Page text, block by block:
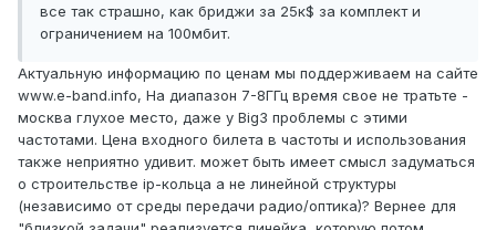
все так страшно, как бриджи за 25к$ за комплект и
ограничением на 100мбит.
Актуальную информацию по ценам мы поддерживаем на сайте
www.e-band.info, На диапазон 7-8ГГц время свое не тратьте -
москва глухое место, даже у Big3 проблемы с этими
частотами. Цена входного билета в частоты и использования
также неприятно удивит. может быть имеет смысл задуматься
о строительстве ip-кольца а не линейной структуры
(независимо от среды передачи радио/оптика)? Вернее для